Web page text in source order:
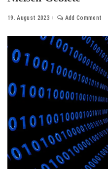
19. August 2023 Add Comment